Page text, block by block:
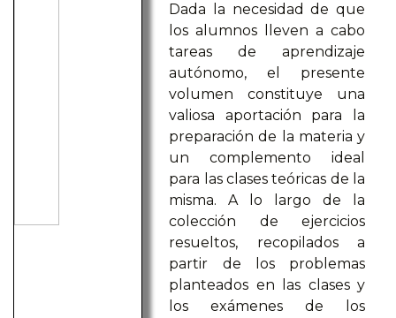
Dada la necesidad de que
los alumnos lleven a cabo
tareas de aprendizaje
autónomo, el presente
volumen constituye una
valiosa aportación para la
preparación de la materia y
un complemento ideal
para las clases teóricas de la
misma. A lo largo de la
colección de ejercicios
resueltos, recopilados a
partir de los problemas
planteados en las clases y
los exámenes de los